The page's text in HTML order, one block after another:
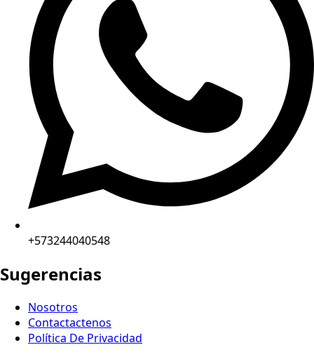
+573244040548
Sugerencias
Nosotros
Contactactenos
Política De Privacidad